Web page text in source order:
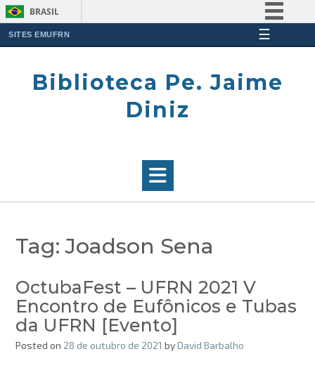
BRASIL
Participe
SITES EMUFRN ☰
Biblioteca Pe. Jaime
Diniz
Tag:Joadson Sena
OctubaFest – UFRN 2021 V
Encontro de Eufônicos e Tubas
da UFRN [Evento]
Posted on 28 de outubro de 2021 byDavid Barbalho